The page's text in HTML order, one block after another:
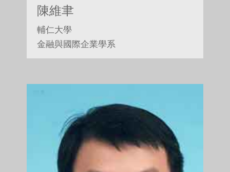
陳維聿
輔仁大學
金融與國際企業學系